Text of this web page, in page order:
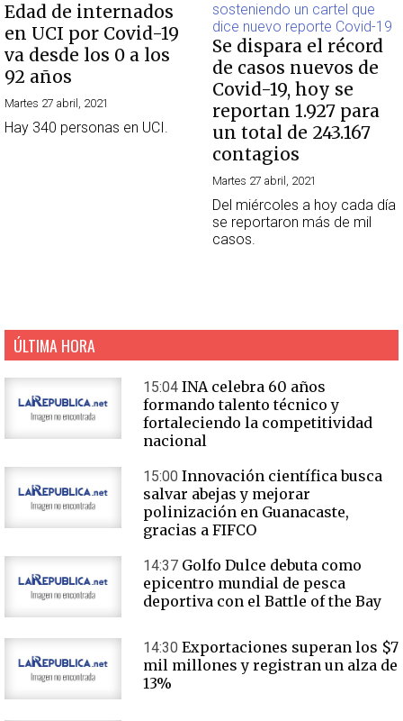
Edad de internados
en UCI por Covid-19
va desde los 0 a los
92 años
Martes 27 abril, 2021
Hay 340 personas en UCI.
Se dispara el récord
de casos nuevos de
Covid-19, hoy se
reportan 1.927 para
un total de 243.167
contagios
Martes 27 abril, 2021
Del miércoles a hoy cada día
se reportaron más de mil
casos.
ÚLTIMA HORA
15:04 INA celebra 60 años
formando talento técnico y
fortaleciendo la competitividad
nacional
15:00 Innovación científica busca
salvar abejas y mejorar
polinización en Guanacaste,
gracias a FIFCO
14:37 Golfo Dulce debuta como
epicentro mundial de pesca
deportiva con el Battle of the Bay
14:30 Exportaciones superan los $7
mil millones y registran un alza de
13%